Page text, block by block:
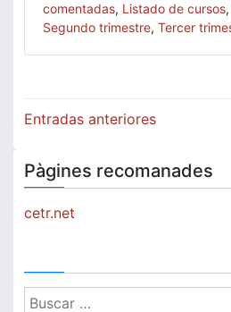
comentadas, Listado de cursos,
Segundo trimestre, Tercer
Navegación
entradas
Entradas anteriores
Pàgines recomanades
cetr.net
Buscar: